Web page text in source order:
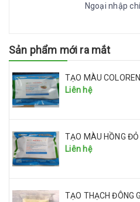
Ngoại nhập
Sản phẩm mới ra mắt
TẠO MÀU COLOREN
Liên hệ
TẠO MÀU HỒNG ĐỎ
Liên hệ
TẠO THẠCH ĐÔNG